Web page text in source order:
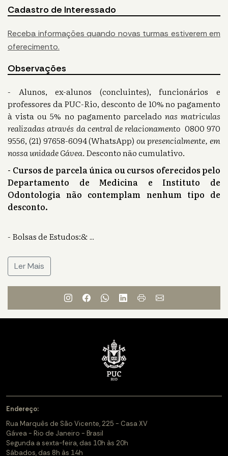
Cadastro de Interessado
Receba informações quando novas turmas estiverem em
oferecimento.
Observações
- Alunos, ex-alunos (concluintes), funcionários e
professores da PUC-Rio, desconto de 10% no pagamento
à vista ou 5% no pagamento parcelado nas matriculas
realizadas através da central de relacionamento 0800 970
9556, (21) 97658-6094 (WhatsApp)ou presencialmente, em
nossa unidade Gávea.Desconto não cumulativo.
- Cursos de parcela única ou cursos oferecidos pelo
Departamento de Medicina e Instituto de
Odontologia não contemplam nenhum tipo de
desconto.
- Bolsas de Estudos:&...
Ler Mais
Endereço:
Rua Marquês de São Vicente, 225 - Casa XV
Gávea - Rio de Janeiro - Brasil
Segunda a sexta-feira, das 10h às 20h
Sábados, das 8h às 14h